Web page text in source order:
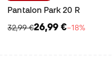
Pantalon Park 20 R
32,99 €26,99 €−18%